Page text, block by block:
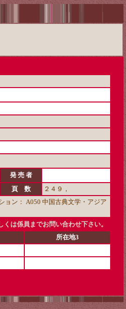
発 売 者
頁 数 ２４９，
ョン： A050 中国古典文学・アジア
は係員までお問い合わせ下さい。
所在地3